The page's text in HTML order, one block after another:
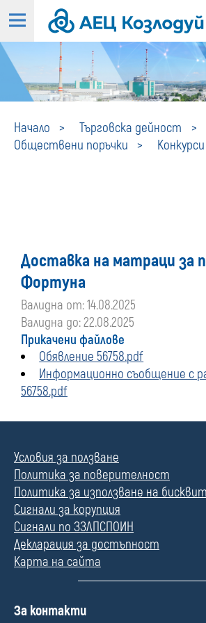
Начало
Търговска дейност
Обществени поръчки
Конкурси
Доставка на матраци за
Фортуна
Валидна от: 14.08.2025
Валидна до: 22.08.2025
Прикачени файлове
Обявление 56758.pdf
Информационно съобщение с
56758.pdf
Условия за ползване
Политика за поверителност
Политика за използване на
Сигнали за корупция
Сигнали по ЗЗЛПСПОИН
Декларация за достъпност
Карта на сайта
П
За контакти